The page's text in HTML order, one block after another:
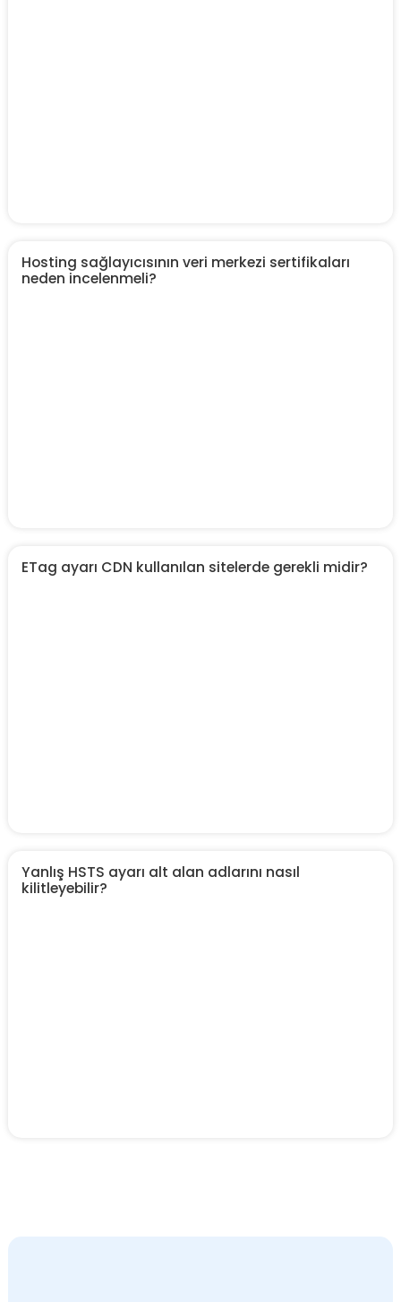
Hosting sağlayıcısının veri merkezi sertifikaları
neden incelenmeli?
ETag ayarı CDN kullanılan sitelerde gerekli midir?
Yanlış HSTS ayarı alt alan adlarını nasıl
kilitleyebilir?